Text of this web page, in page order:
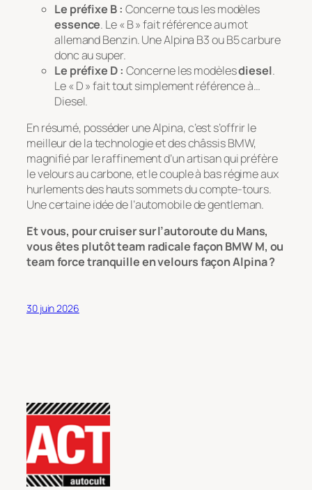
Le préfixe B : Concerne tous les modèles
essence. Le « B » fait référence au mot
allemandBenzin. Une Alpina B3 ou B5 carbure
donc au super.
Le préfixe D : Concerne les modèlesdiesel.
Le « D » fait tout simplement référence à…
Diesel.
En résumé, posséder une Alpina, c’est s’offrir le
meilleur de la technologie et des châssis BMW,
magnifié par le raffinement d’un artisan qui préfère
le velours au carbone, et le couple à bas régime aux
hurlements des hauts sommets du compte-tours.
Une certaine idée de l’automobile de gentleman.
Et vous, pour cruiser sur l’autoroute du Mans,
vous êtes plutôt team radicale façon BMW M, ou
team force tranquille en velours façon Alpina ?
30 juin 2026